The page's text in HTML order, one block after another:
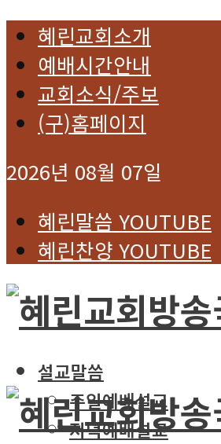
혜린교회소개
예배시간안내
교회소식/주보
(구)홈페이지
2026년 08월 07일
혜린말씀 YOUTUBE
혜린찬양 YOUTUBE
설교말씀
주일예배설교
저녁예배설교